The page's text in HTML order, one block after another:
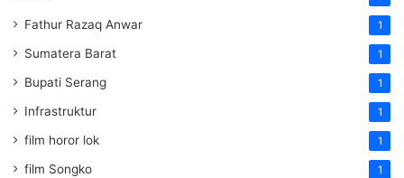
Fathur Razaq Anwar 1
Sumatera Barat 1
Bupati Serang 1
Infrastruktur 1
film horor lok 1
film Songko 1